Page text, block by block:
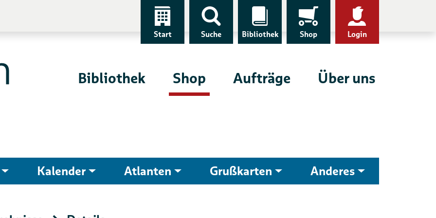
Start Suche Bibliothek Shop Login
Bibliothek Shop Aufträge Über uns
Kalender Atlanten Grußkarten Anderes